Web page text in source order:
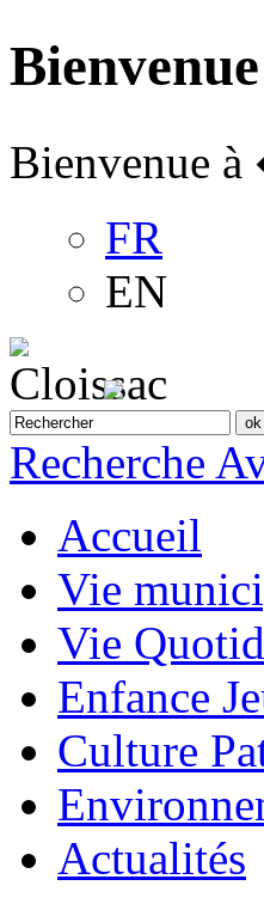
Bienvenue
FR
EN
Recherche
Accueil
Vie
Vie
Enfance
Culture
Actualités